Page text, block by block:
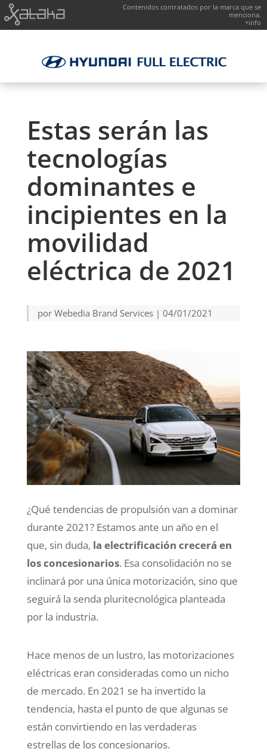
Contenidos contratados por la marca que se
menciona.
+info
Estas serán las
tecnologías
dominantes e
incipientes en la
movilidad
eléctrica de 2021
por Webedia Brand Services| 04/01/2021
¿Qué tendencias de propulsión van a dominar
durante 2021? Estamos ante un año en el
que, sin duda, la electrificación crecerá en
los concesionarios. Esa consolidación no se
inclinará por una única motorización, sino que
seguirá la senda pluritecnológica planteada
por la industria.
Hace menos de un lustro, las motorizaciones
eléctricas eran consideradas como un nicho
de mercado. En 2021 se ha invertido la
tendencia, hasta el punto de que algunas se
están convirtiendo en las verdaderas
estrellas de los concesionarios.